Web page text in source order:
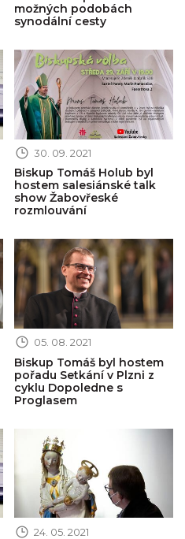
možných podobách
synodální cesty
Obrázek novinky
30. 09. 2021
Biskup Tomáš Holub byl
hostem salesiánské talk
show Žabovřeské
rozmlouvání
Obrázek novinky
05. 08. 2021
Biskup Tomáš byl hostem
pořadu Setkání v Plzni z
cyklu Dopoledne s
Proglasem
Obrázek novinky
24. 05. 2021